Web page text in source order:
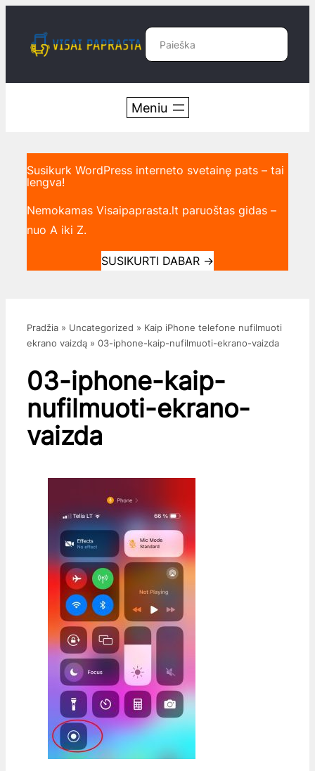
turinio
Paieška
Susikurk WordPress interneto svetainę pats – tai
lengva!
Nemokamas Visaipaprasta.lt paruoštas gidas –
nuo A iki Z.
SUSIKURTI DABAR →
Pradžia » Uncategorized » Kaip iPhone telefone nufilmuoti
ekrano vaizdą » 03-iphone-kaip-nufilmuoti-ekrano-vaizda
03-iphone-kaip-
nufilmuoti-ekrano-
vaizda